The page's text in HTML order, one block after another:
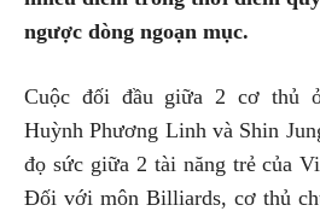
ngược dòng ngoạn mục.
Cuộc đối đầu giữa 2 cơ thủ
Huỳnh Phương Linh và Shin
đọ sức giữa 2 tài năng trẻ của
Đối với môn Billiards, cơ thủ